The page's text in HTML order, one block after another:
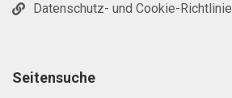
Datenschutz- und Cookie-Richtlinie
Seitensuche